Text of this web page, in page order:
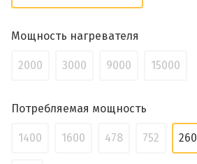
Мощность нагревателя
2000 3000 9000 15000
Потребляемая мощность
1400 1600 478 752 260